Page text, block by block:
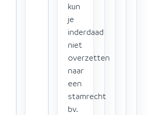
kun
je
inderdaad
niet
overzetten
naar
een
stamrecht
bv.